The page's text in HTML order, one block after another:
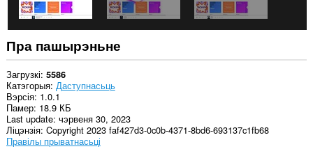
Пра пашырэньне
Загрузкі 5586
Катэгорыя Даступнасьць
Вэрсія 1.0.1
Памер 18.9 КБ
Last update чэрвеня 30, 2023
Ліцэнзія Copyright 2023 faf427d3-0c0b-4371-8bd6-693137c1fb68
Правілы прыватнасьці